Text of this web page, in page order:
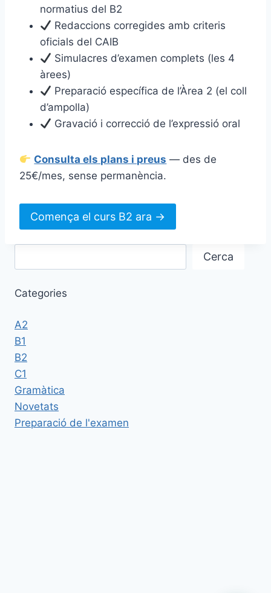
normatius del B2
Redaccions corregides amb criteris
oficials del CAIB
Simulacres d’examen complets (les 4
àrees)
Preparació específica de l’Àrea 2 (el coll
d’ampolla)
Gravació i correcció de l’expressió oral
Consulta els plans i preus — des de
25€/mes, sense permanència.
Comença el curs B2 ara →
Cerca
Categories
A2
B1
B2
C1
Gramàtica
Novetats
Preparació de l'examen